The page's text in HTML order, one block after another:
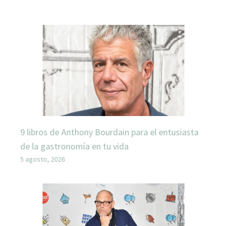
9 libros de Anthony Bourdain para el entusiasta
de la gastronomía en tu vida
5 agosto, 2026